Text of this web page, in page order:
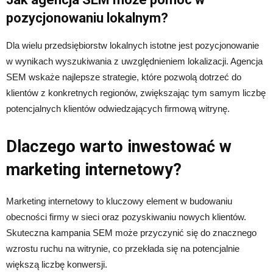
pozycjonowaniu lokalnym?
Dla wielu przedsiębiorstw lokalnych istotne jest pozycjonowanie
w wynikach wyszukiwania z uwzględnieniem lokalizacji. Agencja
SEM wskaże najlepsze strategie, które pozwolą dotrzeć do
klientów z konkretnych regionów, zwiększając tym samym liczbę
potencjalnych klientów odwiedzających firmową witrynę.
Dlaczego warto inwestować w
marketing internetowy?
Marketing internetowy to kluczowy element w budowaniu
obecności firmy w sieci oraz pozyskiwaniu nowych klientów.
Skuteczna kampania SEM może przyczynić się do znacznego
wzrostu ruchu na witrynie, co przekłada się na potencjalnie
większą liczbę konwersji.